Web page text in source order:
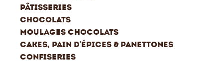
PÂTISSERIES
CHOCOLATS
MOULAGES CHOCOLATS
CAKES, PAIN D'ÉPICES & PANETTONES
CONFISERIES